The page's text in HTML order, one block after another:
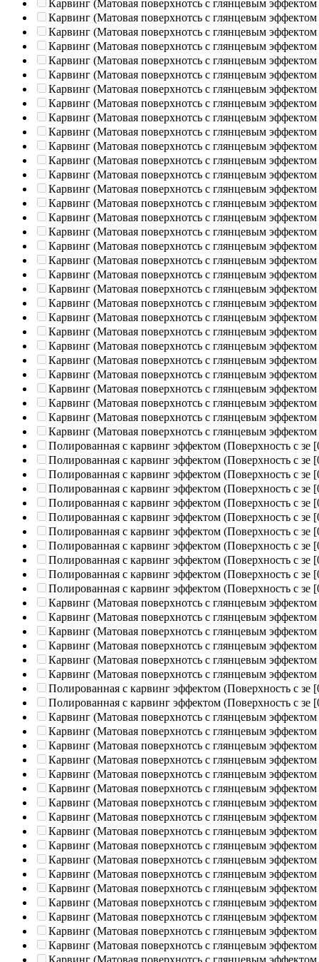
Карвинг (Матовая поверхнотсь с глянцевым эффектом
Карвинг (Матовая поверхнотсь с глянцевым эффектом
Карвинг (Матовая поверхнотсь с глянцевым эффектом
Карвинг (Матовая поверхнотсь с глянцевым эффектом
Карвинг (Матовая поверхнотсь с глянцевым эффектом
Карвинг (Матовая поверхнотсь с глянцевым эффектом
Карвинг (Матовая поверхнотсь с глянцевым эффектом
Карвинг (Матовая поверхнотсь с глянцевым эффектом
Карвинг (Матовая поверхнотсь с глянцевым эффектом
Карвинг (Матовая поверхнотсь с глянцевым эффектом
Карвинг (Матовая поверхнотсь с глянцевым эффектом
Карвинг (Матовая поверхнотсь с глянцевым эффектом
Карвинг (Матовая поверхнотсь с глянцевым эффектом
Карвинг (Матовая поверхнотсь с глянцевым эффектом
Карвинг (Матовая поверхнотсь с глянцевым эффектом
Карвинг (Матовая поверхнотсь с глянцевым эффектом
Карвинг (Матовая поверхнотсь с глянцевым эффектом
Карвинг (Матовая поверхнотсь с глянцевым эффектом
Карвинг (Матовая поверхнотсь с глянцевым эффектом
Карвинг (Матовая поверхнотсь с глянцевым эффектом
Карвинг (Матовая поверхнотсь с глянцевым эффектом
Карвинг (Матовая поверхнотсь с глянцевым эффектом
Карвинг (Матовая поверхнотсь с глянцевым эффектом
Карвинг (Матовая поверхнотсь с глянцевым эффектом
Карвинг (Матовая поверхнотсь с глянцевым эффектом
Карвинг (Матовая поверхнотсь с глянцевым эффектом
Карвинг (Матовая поверхнотсь с глянцевым эффектом
Карвинг (Матовая поверхнотсь с глянцевым эффектом
Карвинг (Матовая поверхнотсь с глянцевым эффектом
Карвинг (Матовая поверхнотсь с глянцевым эффектом
Карвинг (Матовая поверхнотсь с глянцевым эффектом
Полированная c карвинг эффектом (Поверхность с зе
Полированная c карвинг эффектом (Поверхность с зе
Полированная c карвинг эффектом (Поверхность с зе
Полированная c карвинг эффектом (Поверхность с зе
Полированная c карвинг эффектом (Поверхность с зе
Полированная c карвинг эффектом (Поверхность с зе
Полированная c карвинг эффектом (Поверхность с зе
Полированная c карвинг эффектом (Поверхность с зе
Полированная c карвинг эффектом (Поверхность с зе
Полированная c карвинг эффектом (Поверхность с зе
Полированная c карвинг эффектом (Поверхность с зе
Карвинг (Матовая поверхнотсь с глянцевым эффектом
Карвинг (Матовая поверхнотсь с глянцевым эффектом
Карвинг (Матовая поверхнотсь с глянцевым эффектом
Карвинг (Матовая поверхнотсь с глянцевым эффектом
Карвинг (Матовая поверхнотсь с глянцевым эффектом
Карвинг (Матовая поверхнотсь с глянцевым эффектом
Полированная c карвинг эффектом (Поверхность с зе
Полированная c карвинг эффектом (Поверхность с зе
Карвинг (Матовая поверхнотсь с глянцевым эффектом
Карвинг (Матовая поверхнотсь с глянцевым эффектом
Карвинг (Матовая поверхнотсь с глянцевым эффектом
Карвинг (Матовая поверхнотсь с глянцевым эффектом
Карвинг (Матовая поверхнотсь с глянцевым эффектом
Карвинг (Матовая поверхнотсь с глянцевым эффектом
Карвинг (Матовая поверхнотсь с глянцевым эффектом
Карвинг (Матовая поверхнотсь с глянцевым эффектом
Карвинг (Матовая поверхнотсь с глянцевым эффектом
Карвинг (Матовая поверхнотсь с глянцевым эффектом
Карвинг (Матовая поверхнотсь с глянцевым эффектом
Карвинг (Матовая поверхнотсь с глянцевым эффектом
Карвинг (Матовая поверхнотсь с глянцевым эффектом
Карвинг (Матовая поверхнотсь с глянцевым эффектом
Карвинг (Матовая поверхнотсь с глянцевым эффектом
Карвинг (Матовая поверхнотсь с глянцевым эффектом
Карвинг (Матовая поверхнотсь с глянцевым эффектом